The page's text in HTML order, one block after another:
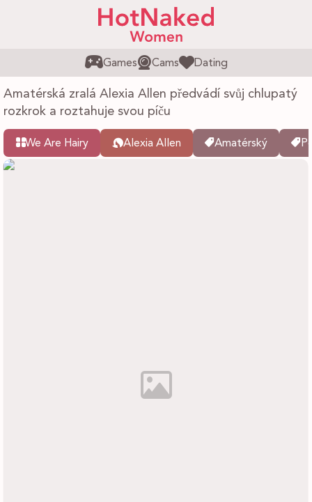
Games Cams Dating
Amatérská zralá Alexia Allen předvádí svůj chlupatý
rozkrok a roztahuje svou píču
We Are Hairy Alexia Allen Amatérský